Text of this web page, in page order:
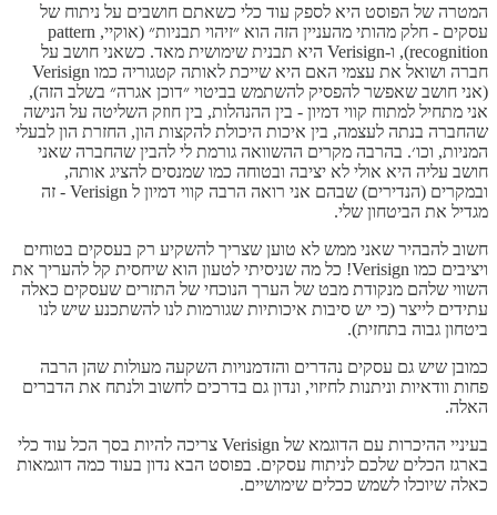
המטרה של הפוסט היא לספק עוד כלי כשאתם חושבים על ניתוח של
עסקים - חלק מהותי מהעניין הזה הוא ״זיהוי תבניות״ (אוקיי, pattern
recognition), ו-​​Verisign היא תבנית שימושית מאד. כשאני חושב על
חברה ושואל את עצמי האם היא שייכת לאותה קטגוריה כמו ​​Verisign
(אני חושב שאפשר להפסיק להשתמש בביטוי ״דוכן אגרה״ בשלב הזה),
אני מתחיל למתוח קווי דמיון - בין ההנהלות, בין חוזק השליטה על הנישה
שהחברה בנתה לעצמה, בין איכות היכולת להקצות הון, החזרת הון לבעלי
המניות, וכו׳. בהרבה מקרים ההשוואה גורמת לי להבין שהחברה שאני
חושב עליה היא אולי לא יציבה ובטוחה כמו שמנסים להציג אותה,
ובמקרים (הנדירים) שבהם אני רואה הרבה קווי דמיון ל ​​Verisign - זה
מגדיל את הביטחון שלי.
חשוב להבהיר שאני ממש לא טוען שצריך להשקיע רק בעסקים בטוחים
ויציבים כמו ​​Verisign! כל מה שניסיתי לטעון הוא שיחסית קל להעריך את
השווי שלהם מנקודת מבט של הערך הנוכחי של התזרים שעסקים כאלה
עתידים לייצר (כי יש סיבות איכותיות שגורמות לנו להשתכנע שיש לנו
ביטחון גבוה בתחזית).
כמובן שיש גם עסקים נהדרים והזדמנויות השקעה מעולות שהן הרבה
פחות וודאיות וניתנות לחיזוי, ונדון גם בדרכים לחשוב ולנתח את הדברים
האלה.
​​בעיניי ההיכרות עם הדוגמא של ​​Verisign צריכה להיות בסך הכל עוד כלי
בארגז הכלים שלכם לניתוח עסקים. בפוסט הבא נדון בעוד כמה דוגמאות
כאלה שיוכלו לשמש ככלים שימושיים.